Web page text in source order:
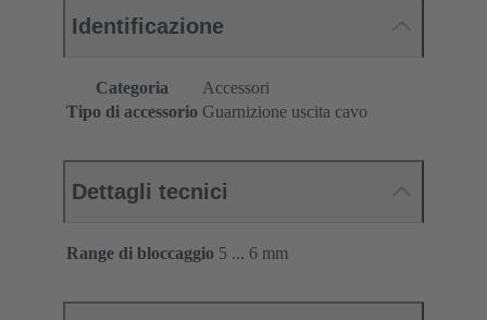
Identificazione
Categoria
Accessori
Tipo di accessorio Guarnizione uscita cavo
Dettagli tecnici
Range di bloccaggio 5 ... 6 mm